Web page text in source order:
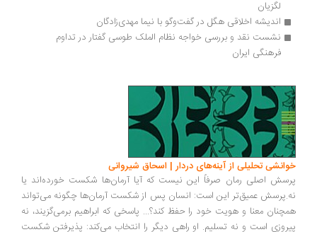
اندیشه اخلاقی هگل در گفت‌وگو با نیما مهدی‌زادگان
نشست نقد و بررسی خواجه نظام الملک طوسی گفتار در تداوم
فرهنگی ایران
تحلیلی از آینه‌های دردار | اسحاق شیروانی
اصلی رمان صرفاً این نیست که آیا آرمان‌ها شکست خورده‌اند یا
عمیق‌تر این است: انسان پس از شکست آرمان‌ها چگونه می‌تواند
معنا و هویت خود را حفظ کند؟... پاسخی که ابراهیم برمی‌گزیند، نه
است و نه تسلیم. او راهی دیگر را انتخاب می‌کند: پذیرفتن شکست